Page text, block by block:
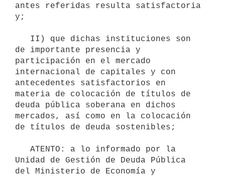
antes referidas resulta satisfactoria
y;
de importante presencia y
participación en el mercado
internacional de capitales y con
antecedentes satisfactorios en
materia de colocación de títulos de
deuda pública soberana en dichos
mercados, así como en la colocación
de títulos de deuda sostenibles;
Unidad de Gestión de Deuda Pública
del Ministerio de Economía y